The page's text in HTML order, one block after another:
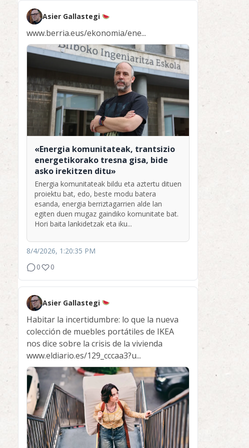
Asier Gallastegi
www.berria.eus/ekonomia/ene...
«Energia komunitateak, trantsizio
energetikorako tresna gisa, bide
asko irekitzen ditu»
Energia komunitateak bildu eta aztertu dituen
proiektu bat, edo, beste modu batera
esanda, energia berriztagarrien alde lan
egiten duen mugaz gaindiko komunitate bat.
Hori baita lankidetzak eta iku...
8/4/2026, 1:20:35 PM
0
0
Asier Gallastegi
Habitar la incertidumbre: lo que la nueva
colección de muebles portátiles de IKEA
nos dice sobre la crisis de la vivienda
www.eldiario.es/129_cccaa3?u...